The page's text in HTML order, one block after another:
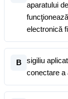
aparatului
electronică
B
sigiliu
conectare a